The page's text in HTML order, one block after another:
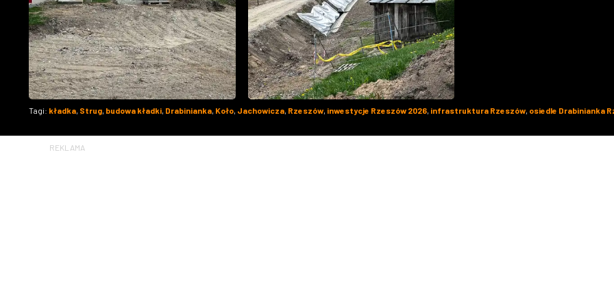
Tagi: kładka, Strug, budowa kładki, Drabinianka, Koło, Jachowicza, Rzeszów, inwestycje Rzeszów 2026, infrastruktura Rzeszów, osiedle Drabinianka
REKLAMA